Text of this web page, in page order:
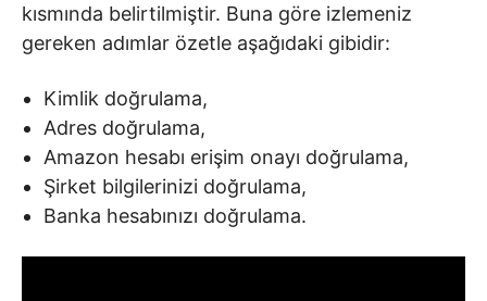
kısmında belirtilmiştir. Buna göre izlemeniz
gereken adımlar özetle aşağıdaki gibidir:
Kimlik doğrulama,
Adres doğrulama,
Amazon hesabı erişim onayı doğrulama,
Şirket bilgilerinizi doğrulama,
Banka hesabınızı doğrulama.